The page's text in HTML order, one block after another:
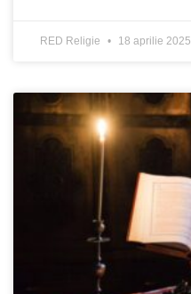
RED Religie 18 aprilie 2025